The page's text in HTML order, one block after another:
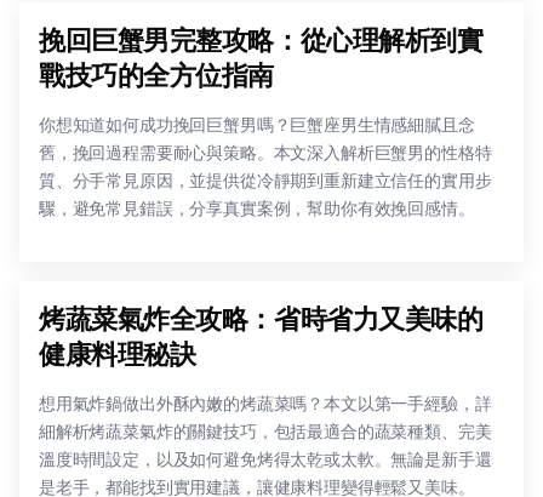
挽回巨蟹男完整攻略：從心理解析到實
戰技巧的全方位指南
你想知道如何成功挽回巨蟹男嗎？巨蟹座男生情感細膩且念
舊，挽回過程需要耐心與策略。本文深入解析巨蟹男的性格特
質、分手常見原因，並提供從冷靜期到重新建立信任的實用步
驟，避免常見錯誤，分享真實案例，幫助你有效挽回感情。
烤蔬菜氣炸全攻略：省時省力又美味的
健康料理秘訣
想用氣炸鍋做出外酥內嫩的烤蔬菜嗎？本文以第一手經驗，詳
細解析烤蔬菜氣炸的關鍵技巧，包括最適合的蔬菜種類、完美
溫度時間設定，以及如何避免烤得太乾或太軟。無論是新手還
是老手，都能找到實用建議，讓健康料理變得輕鬆又美味。